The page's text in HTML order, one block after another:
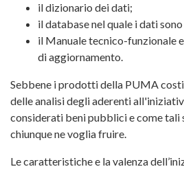
il dizionario dei dati;
il database nel quale i dati
il Manuale tecnico-funzionale
di aggiornamento.
Sebbene i prodotti della PUMA
delle analisi degli aderenti
considerati beni pubblici e come tali
chiunque ne voglia fruire.
Le caratteristiche e la valenza